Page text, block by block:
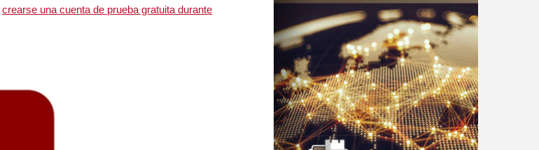
crearse una cuenta de prueba gratuita durante